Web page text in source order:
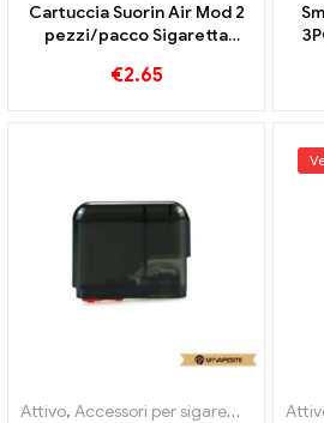
Cartuccia Suorin Air Mod 2
pezzi/pacco Sigaretta
Personalizzato
€2.65
Attivo, Accessori per sigarette elettroniche